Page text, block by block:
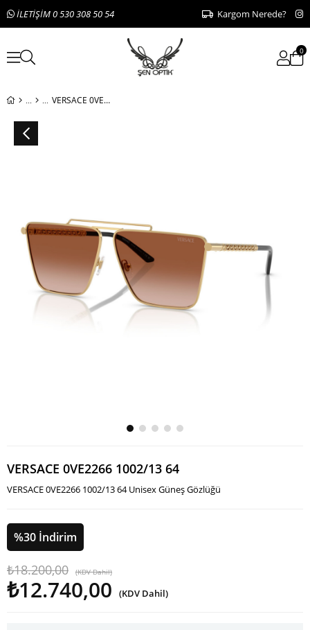
İLETİŞİM 0 530 308 50 54 Kargom Nerede?
0
VERSACE 0VE2266 1002/13 64
VERSACE 0VE2266 1002/13 64
VERSACE 0VE2266 1002/13 64 Unisex Güneş Gözlüğü
%30 İndirim
₺18.200,00 (KDV Dahil)
₺12.740,00 (KDV Dahil)